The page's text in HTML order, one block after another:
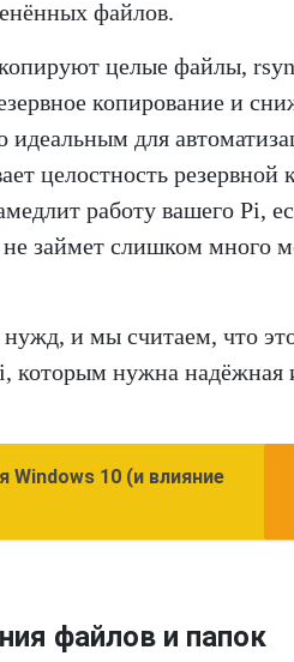
файлов.
целые файлы,
копирование и
идеальным для
целостность резервной
работу вашего Pi,
займет слишком много
и мы считаем, что
которым нужна надёжная
Windows 10 (и влияние
файлов и папок